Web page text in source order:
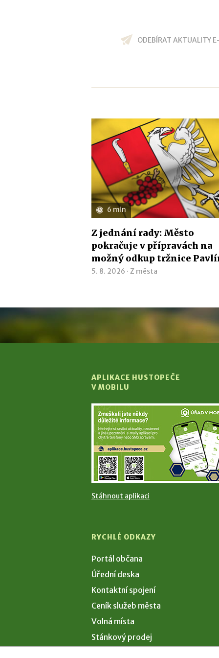
ODEBÍRAT AKTUALITY
6 min
Z jednání rady: Město
pokračuje v přípravách na
možný odkup tržnice
5. 8. 2026 · Z města
APLIKACE HUSTOPEČE
V MOBILU
Stáhnout aplikaci
RYCHLÉ ODKAZY
Portál občana
Úřední deska
Kontaktní spojení
Ceník služeb města
Volná místa
Stánkový prodej